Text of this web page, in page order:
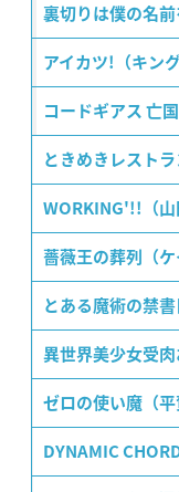
裏切りは僕の名前
アイカツ!（キング
コードギアス 亡
ときめきレスト
WORKING'!!（山
薔薇王の葬列（ケ
とある魔術の禁書
異世界美少女受肉
ゼロの使い魔（平
DYNAMIC